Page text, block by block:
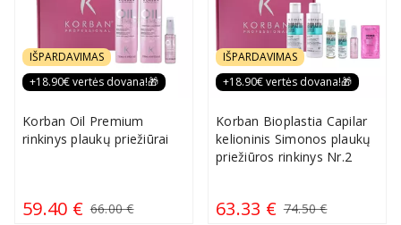
IŠPARDAVIMAS
+18.90€ vertės dovana!🎁
Korban Oil Premium
rinkinys plaukų priežiūrai
59.40 € 66.00 €
IŠPARDAVIMAS
+18.90€ vertės dovana!🎁
Korban Bioplastia Capilar
kelioninis Simonos plaukų
priežiūros rinkinys Nr.2
63.33 € 74.50 €